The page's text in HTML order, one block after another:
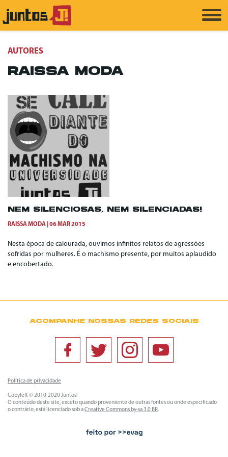
AUTORES
RAISSA MODA
NEM SILENCIOSAS, NEM SILENCIADAS!
RAISSA MODA 06 MAR 2015
Nesta época de calourada, ouvimos infinitos relatos de agressões
sofridas por mulheres. É o machismo presente, por muitos aplaudido
e encobertado.
ACOMPANHE NOSSAS REDES SOCIAIS
Política de privacidade
Copyleft © 2010-2020 Juntos!
O conteúdo deste site, exceto quando proveniente de outras fontes ou onde especificado
o contrário, está licenciado sob aCreative Commons by-sa 3.0 BR.